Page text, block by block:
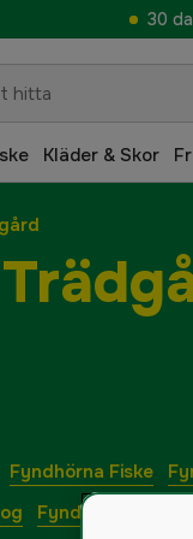
30
Kläder & Skor
Fyndhörna Fiske
Fyndhörna Hem &